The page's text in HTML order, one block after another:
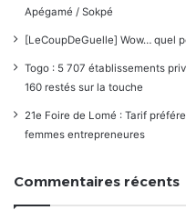
Apégamé / Sokpé
[LeCoupDeGuelle] Wow… quel
Togo : 5 707 établissements
160 restés sur la touche
21e Foire de Lomé : Tarif
femmes entrepreneures
Commentaires récents